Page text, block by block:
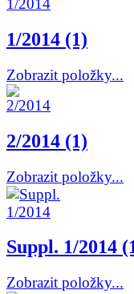
1/2014 (1)
Zobrazit položky...
2/2014 (1)
Zobrazit položky...
Suppl. 1/2014
Zobrazit položky...